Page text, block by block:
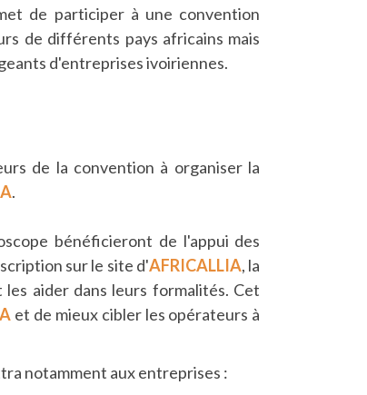
de participer à une convention
de différents pays africains mais
d'entreprises ivoiriennes.
de la convention à organiser la
.
bénéficieront de l'appui des
sur le site d'AFRICALLIA, la
aider dans leurs formalités. Cet
et de mieux cibler les opérateurs à
notamment aux entreprises :